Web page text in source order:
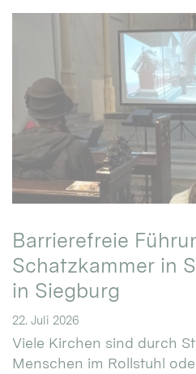
Barrierefreie
Schatzkammer in
in Siegburg
22. Juli 2026
Viele Kirchen sind durch
Menschen im Rollstuhl